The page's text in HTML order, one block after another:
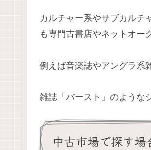
カルチャー系やサブカルチ
も専門古書店やネットオー
例えば音楽誌やアングラ系
雑誌「バースト」のような
中古市場で探す